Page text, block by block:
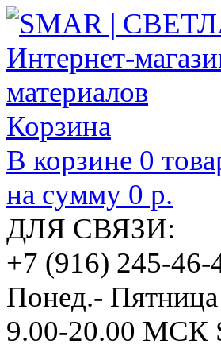
Корзина
В корзине 0
на сумму 0 р.
ДЛЯ СВЯЗИ:
+7 (916) 245-46-
Понед.- Пятница
9.00-20.00 МСК